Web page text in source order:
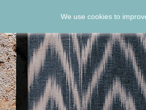
We use cookies to